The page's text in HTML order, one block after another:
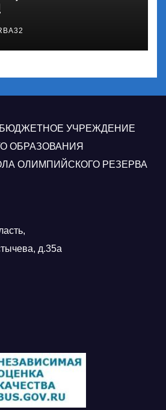
УЧРЕЖДЕНИЕ
ОБРАЗОВАНИЯ
ОЛИМПИЙСКОГО РЕЗЕРВА
д.35а